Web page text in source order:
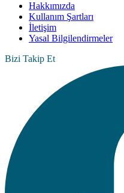
Hakkımızda
Kullanım Şartları
İletişim
Yasal Bilgilendirmeler
Bizi Takip Et